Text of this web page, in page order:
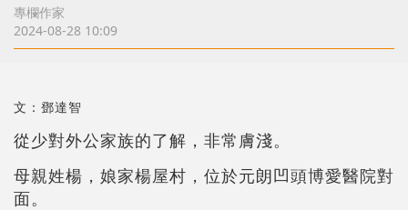
專欄作家
2024-08-28 10:09
文：鄧達智
從少對外公家族的了解，非常膚淺。
母親姓楊，娘家楊屋村，位於元朗凹頭博愛醫院對
面。